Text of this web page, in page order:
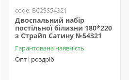
code: BC2SS54321
Двоспальний набір
постільної білизни 180*220
з Страйп Сатину №54321
Гарантована наявність
Опт і роздріб